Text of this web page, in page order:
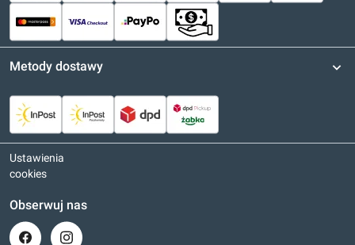
Metody dostawy
Ustawienia
cookies
Obserwuj nas